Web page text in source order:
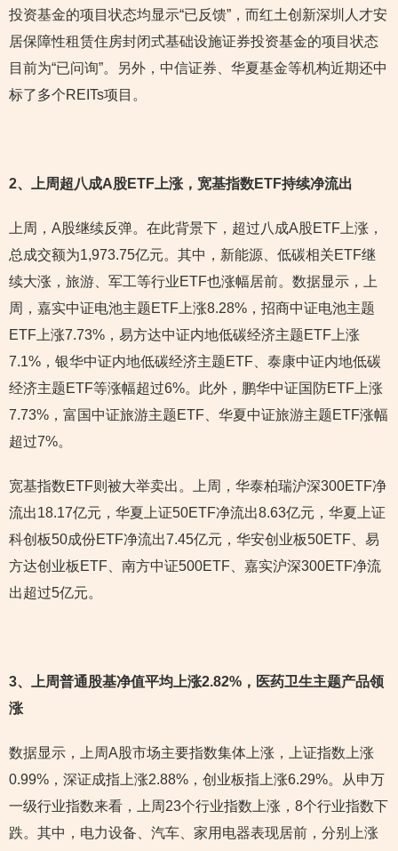
投资基金的项目状态均显示“已反馈”，而红土创新深圳人才安
居保障性租赁住房封闭式基础设施证券投资基金的项目状态
目前为“已问询”。另外，中信证券、华夏基金等机构近期还中
标了多个REITs项目。
2、上周超八成A股ETF上涨，宽基指数ETF持续净流出
上周，A股继续反弹。在此背景下，超过八成A股ETF上涨，
总成交额为1,973.75亿元。其中，新能源、低碳相关ETF继
续大涨，旅游、军工等行业ETF也涨幅居前。数据显示，上
周，嘉实中证电池主题ETF上涨8.28%，招商中证电池主题
ETF上涨7.73%，易方达中证内地低碳经济主题ETF上涨
7.1%，银华中证内地低碳经济主题ETF、泰康中证内地低碳
经济主题ETF等涨幅超过6%。此外，鹏华中证国防ETF上涨
7.73%，富国中证旅游主题ETF、华夏中证旅游主题ETF涨幅
超过7%。
宽基指数ETF则被大举卖出。上周，华泰柏瑞沪深300ETF净
流出18.17亿元，华夏上证50ETF净流出8.63亿元，华夏上证
科创板50成份ETF净流出7.45亿元，华安创业板50ETF、易
方达创业板ETF、南方中证500ETF、嘉实沪深300ETF净流
出超过5亿元。
3、上周普通股基净值平均上涨2.82%，医药卫生主题产品领
涨
数据显示，上周A股市场主要指数集体上涨，上证指数上涨
0.99%，深证成指上涨2.88%，创业板指上涨6.29%。从申万
一级行业指数来看，上周23个行业指数上涨，8个行业指数下
跌。其中，电力设备、汽车、家用电器表现居前，分别上涨